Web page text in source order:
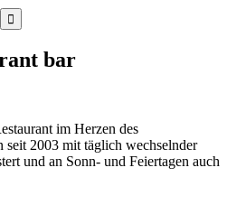
bar
im Herzen des
seit 2003 mit täglich wechselnder
und an Sonn- und Feiertagen auch